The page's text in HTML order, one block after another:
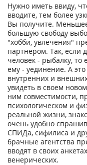
Нужно иметь ввиду,
вводите, тем более
Вы получите.
большую свободу
"хобби, увлечения"
партнером. Так, если
человек - рыбалку, то
ему - уединение. А
внутренних и
увидеть в своем
ним совместимости,
психологическом и
реальной жизни,
очень удобно
СПИДа, сифилиса и
брачные агентства
вводят в своих
венерических.